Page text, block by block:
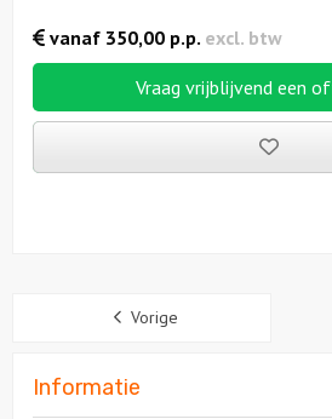
Vraag vrijblijvend een
uitjes
vanaf 350,00 p.p. excl. btw
Vorige
Informatie